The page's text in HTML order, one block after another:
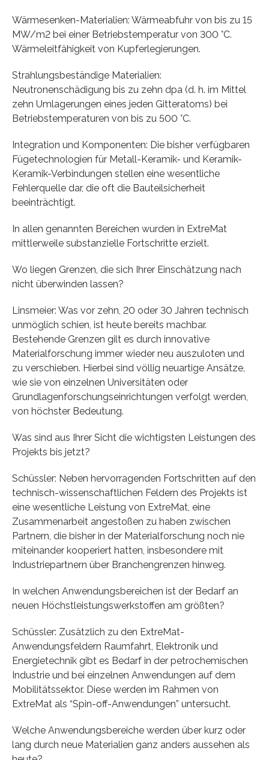
Wärmesenken-Materialien: Wärmeabfuhr von bis zu 15
MW/m2 bei einer Betriebstemperatur von 300 °C.
Wärmeleitfähigkeit von Kupferlegierungen.
Strahlungsbeständige Materialien:
Neutronenschädigung bis zu zehn dpa (d. h. im Mittel
zehn Umlagerungen eines jeden Gitteratoms) bei
Betriebstemperaturen von bis zu 500 °C.
Integration und Komponenten: Die bisher verfügbaren
Fügetechnologien für Metall-Keramik- und Keramik-
Keramik-Verbindungen stellen eine wesentliche
Fehlerquelle dar, die oft die Bauteilsicherheit
beeinträchtigt.
In allen genannten Bereichen wurden in ExtreMat
mittlerweile substanzielle Fortschritte erzielt.
Wo liegen Grenzen, die sich Ihrer Einschätzung nach
nicht überwinden lassen?
Linsmeier: Was vor zehn, 20 oder 30 Jahren technisch
unmöglich schien, ist heute bereits machbar.
Bestehende Grenzen gilt es durch innovative
Materialforschung immer wieder neu auszuloten und
zu verschieben. Hierbei sind völlig neuartige Ansätze,
wie sie von einzelnen Universitäten oder
Grundlagenforschungseinrichtungen verfolgt werden,
von höchster Bedeutung.
Was sind aus Ihrer Sicht die wichtigsten Leistungen des
Projekts bis jetzt?
Schüssler: Neben hervorragenden Fortschritten auf den
technisch-wissenschaftlichen Feldern des Projekts ist
eine wesentliche Leistung von ExtreMat, eine
Zusammenarbeit angestoßen zu haben zwischen
Partnern, die bisher in der Materialforschung noch nie
miteinander kooperiert hatten, insbesondere mit
Industriepartnern über Branchengrenzen hinweg.
In welchen Anwendungsbereichen ist der Bedarf an
neuen Höchstleistungswerkstoffen am größten?
Schüssler: Zusätzlich zu den ExtreMat-
Anwendungsfeldern Raumfahrt, Elektronik und
Energietechnik gibt es Bedarf in der petrochemischen
Industrie und bei einzelnen Anwendungen auf dem
Mobilitätssektor. Diese werden im Rahmen von
ExtreMat als “Spin-off-Anwendungen” untersucht.
Welche Anwendungsbereiche werden über kurz oder
lang durch neue Materialien ganz anders aussehen als